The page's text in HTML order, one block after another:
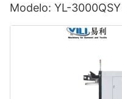
Modelo: YL-3000QSY